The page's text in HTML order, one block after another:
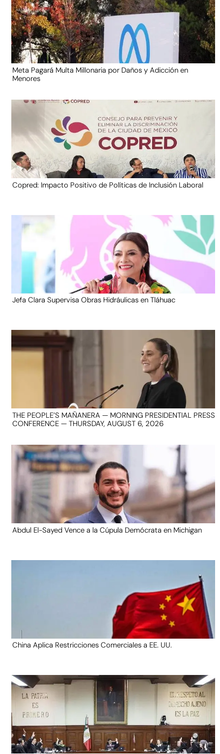
Meta Pagará Multa Millonaria por Daños y Adicción en
Menores
Copred: Impacto Positivo de Políticas de Inclusión Laboral
Jefa Clara Supervisa Obras Hidráulicas en Tláhuac
THE PEOPLE’S MAÑANERA — MORNING PRESIDENTIAL PRESS
CONFERENCE — THURSDAY, AUGUST 6, 2026
Abdul El-Sayed Vence a la Cúpula Demócrata en Michigan
China Aplica Restricciones Comerciales a EE. UU.